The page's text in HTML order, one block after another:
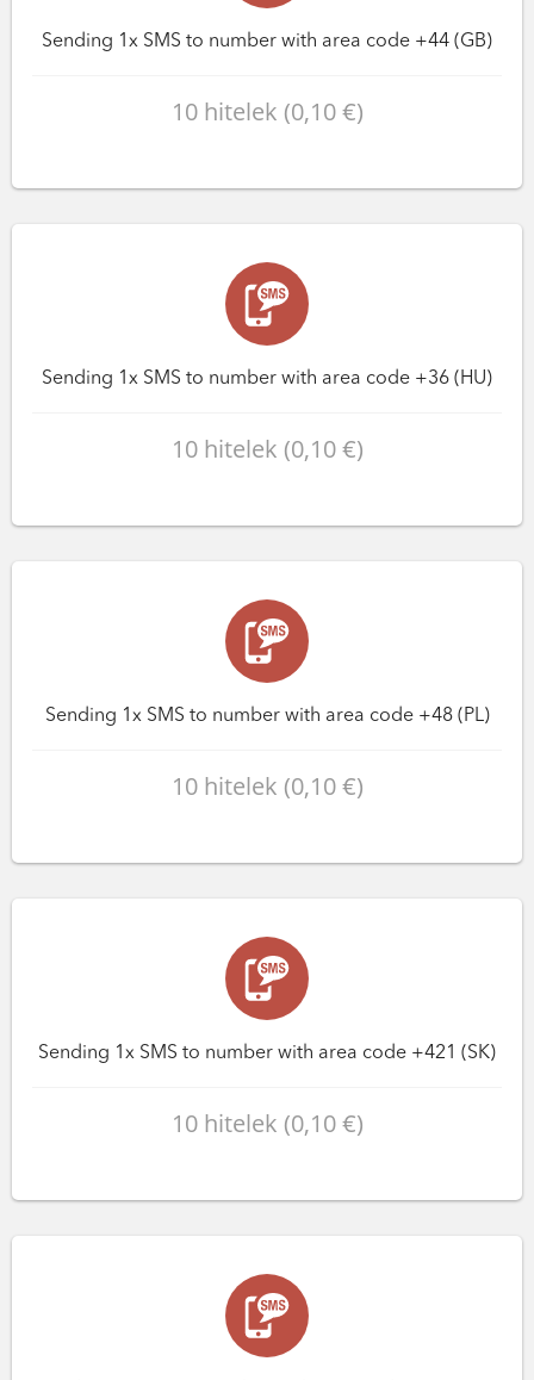
Sending 1x SMS to number with area code +44 (GB)
10 hitelek (0,10 €)
Sending 1x SMS to number with area code +36 (HU)
10 hitelek (0,10 €)
Sending 1x SMS to number with area code +48 (PL)
10 hitelek (0,10 €)
Sending 1x SMS to number with area code +421 (SK)
10 hitelek (0,10 €)